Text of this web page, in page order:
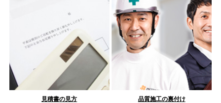
見積書の見方 品質施工の裏付け